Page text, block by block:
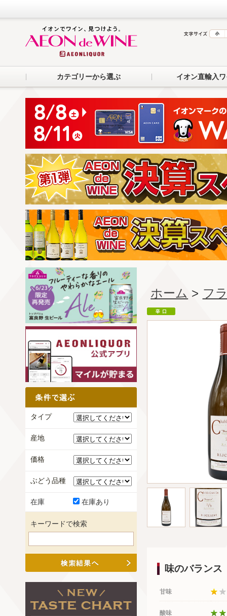
カテゴリーから選ぶ イオン直輸入
ホーム > フ
味のバランス
甘味
酸味
タイプ
産地
価格
ぶどう品種
在庫 在庫あり
キーワードで検索